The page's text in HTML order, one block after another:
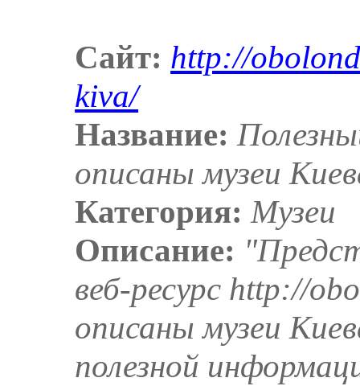
Сайт: http://
kiva/
Название:
описаны музеи
Категория: Музеи
Описание:
веб-ресурс http://
описаны музеи
полезной